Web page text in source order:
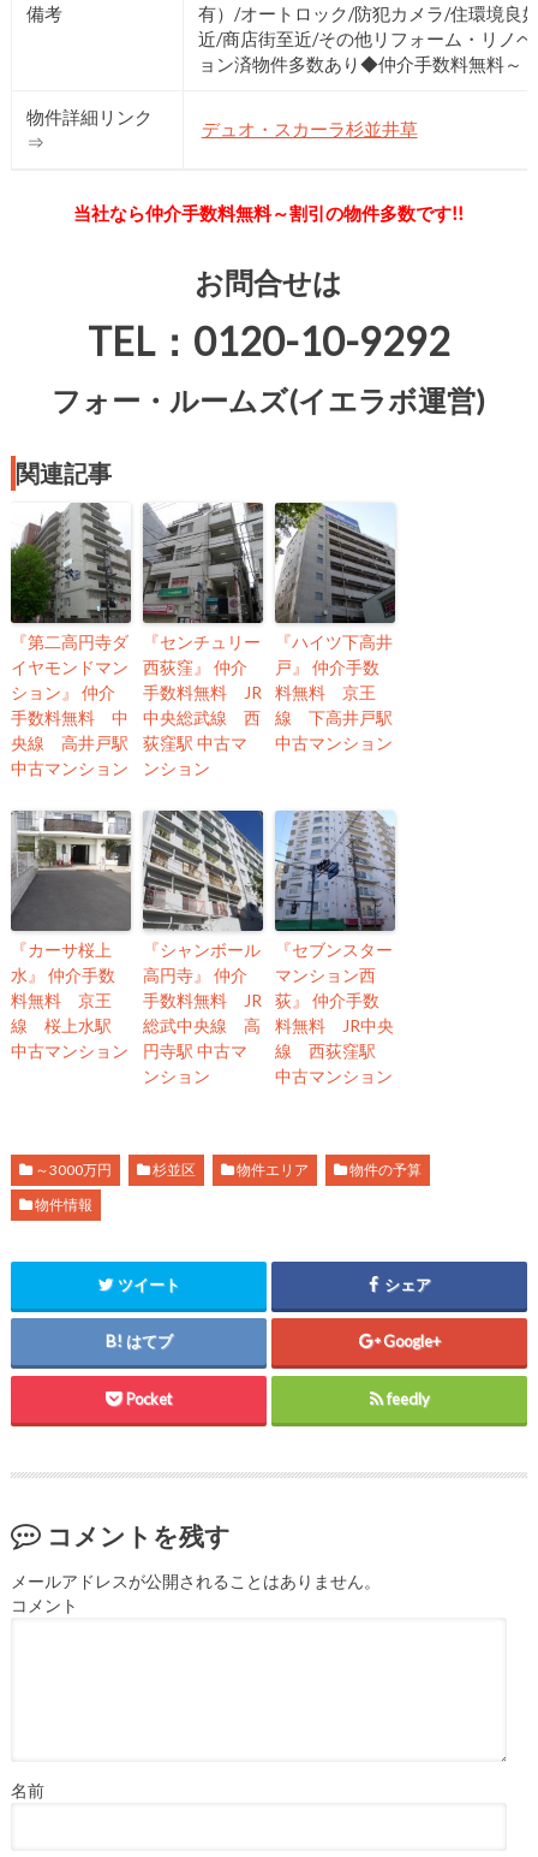
備考
有）/オートロック/防犯カメラ/住環境良
近/商店街至近/その他リフォーム・リノベ
ョン済物件多数あり◆仲介手数料無料～
物件詳細リンク
⇒
デュオ・スカーラ杉並井草
当社なら仲介手数料無料～割引の物件多数です!!
お問合せは
TEL：0120-10-9292
フォー・ルームズ(イエラボ運営)
関連記事
『第二高円寺ダ
イヤモンドマン
ション』 仲介
手数料無料 中
央線 高井戸駅
中古マンション
『センチュリー
西荻窪』 仲介
手数料無料 JR
中央総武線 西
荻窪駅 中古マ
ンション
『ハイツ下高井
戸』 仲介手数
料無料 京王
線 下高井戸駅
中古マンション
『カーサ桜上
水』 仲介手数
料無料 京王
線 桜上水駅
中古マンション
『シャンボール
高円寺』 仲介
手数料無料 JR
総武中央線 高
円寺駅 中古マ
ンション
『セブンスター
マンション西
荻』 仲介手数
料無料 JR中央
線 西荻窪駅
中古マンション
～3000万円 杉並区 物件エリア
物件の予算
物件情報
ツイート シェア
はてブ Google+
Pocket feedly
コメントを残す
メールアドレスが公開されることはありません。
コメント
名前